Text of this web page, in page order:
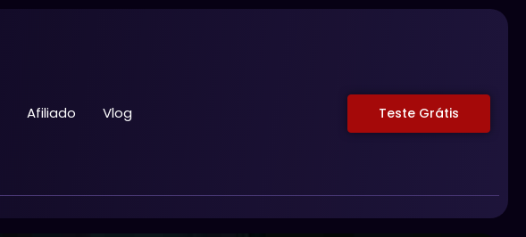
Afiliado Vlog Teste Grátis